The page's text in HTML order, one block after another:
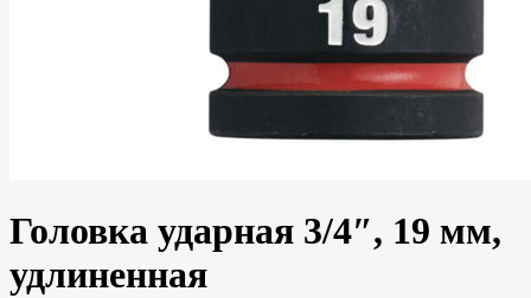
Головка ударная 3/4″, 19 мм,
удлиненная